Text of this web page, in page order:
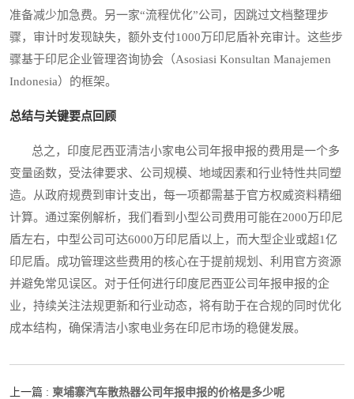
准备减少加急费。另一家“流程优化”公司，因跳过文档整理步
骤，审计时发现缺失，额外支付1000万印尼盾补充审计。这些步
骤基于印尼企业管理咨询协会（Asosiasi Konsultan Manajemen
Indonesia）的框架。
总结与关键要点回顾
总之，印度尼西亚清洁小家电公司年报申报的费用是一个多
变量函数，受法律要求、公司规模、地域因素和行业特性共同塑
造。从政府规费到审计支出，每一项都需基于官方权威资料精细
计算。通过案例解析，我们看到小型公司费用可能在2000万印尼
盾左右，中型公司可达6000万印尼盾以上，而大型企业或超1亿
印尼盾。成功管理这些费用的核心在于提前规划、利用官方资源
并避免常见误区。对于任何进行印度尼西亚公司年报申报的企
业，持续关注法规更新和行业动态，将有助于在合规的同时优化
成本结构，确保清洁小家电业务在印尼市场的稳健发展。
上一篇 : 柬埔寨汽车散热器公司年报申报的价格是多少呢